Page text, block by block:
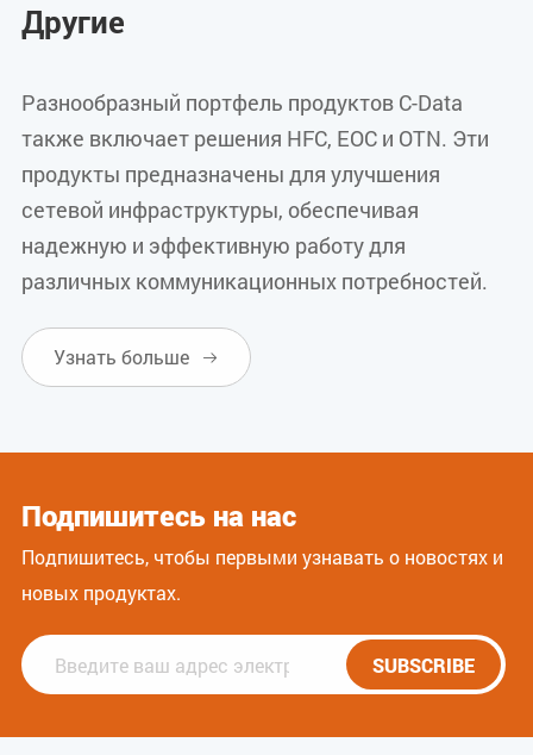
Другие
Разнообразный портфель продуктов C-Data
также включает решения HFC, EOC и OTN. Эти
продукты предназначены для улучшения
сетевой инфраструктуры, обеспечивая
надежную и эффективную работу для
различных коммуникационных потребностей.
Узнать больше 
Подпишитесь на нас
Подпишитесь, чтобы первыми узнавать о новостях и
новых продуктах.
SUBSCRIBE